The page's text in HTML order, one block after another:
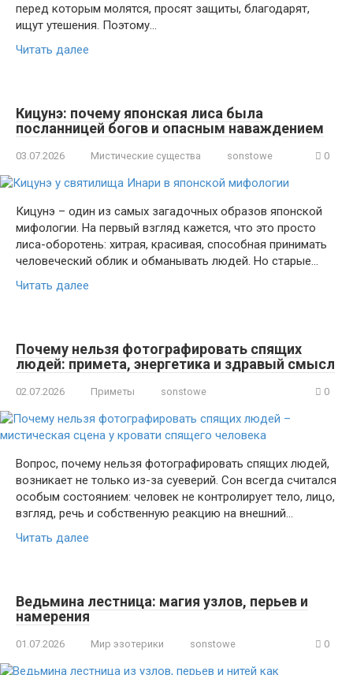
перед которым молятся, просят защиты, благодарят,
ищут утешения. Поэтому…
Читать далее
Кицунэ: почему японская лиса была
посланницей богов и опасным наваждением
03.07.2026 Мистические существа sonstowe 0
Кицунэ – один из самых загадочных образов японской
мифологии. На первый взгляд кажется, что это просто
лиса-оборотень: хитрая, красивая, способная принимать
человеческий облик и обманывать людей. Но старые…
Читать далее
Почему нельзя фотографировать спящих
людей: примета, энергетика и здравый смысл
02.07.2026 Приметы sonstowe 0
Вопрос, почему нельзя фотографировать спящих людей,
возникает не только из-за суеверий. Сон всегда считался
особым состоянием: человек не контролирует тело, лицо,
взгляд, речь и собственную реакцию на внешний…
Читать далее
Ведьмина лестница: магия узлов, перьев и
намерения
01.07.2026 Мир эзотерики sonstowe 0